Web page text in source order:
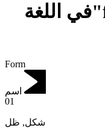
تعريف ومعنى "form"في اللغة
Form
اسم
01
شكل, ظل